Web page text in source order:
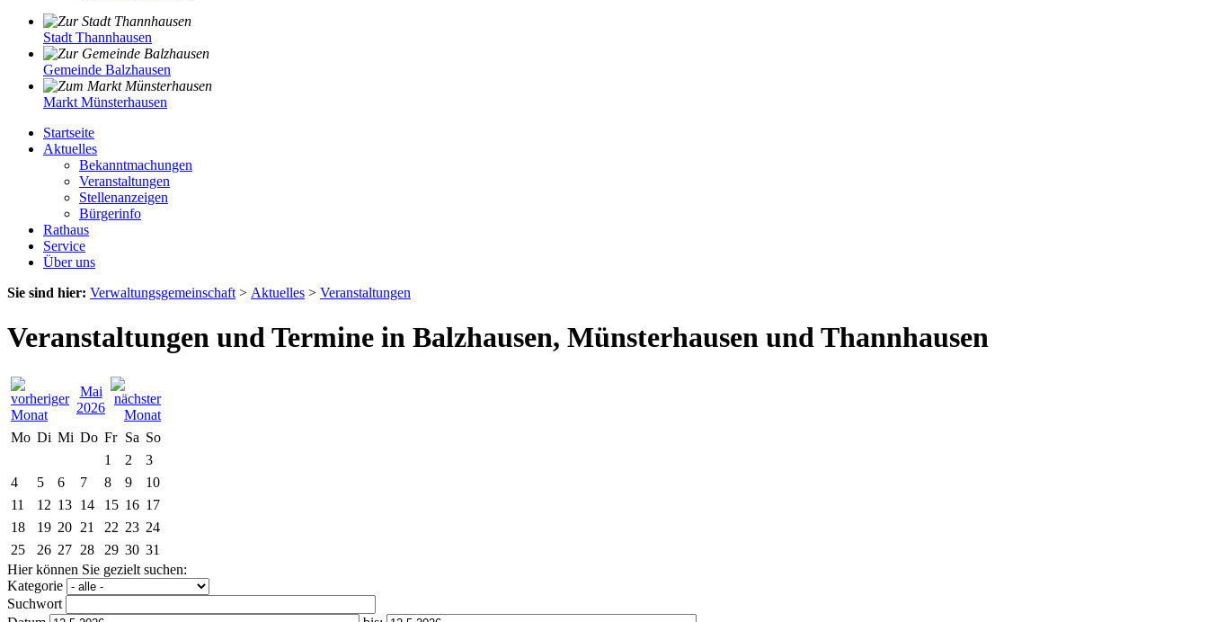
Stadt Thannhausen
Gemeinde Balzhausen
Markt Münsterhausen
Startseite
Aktuelles
Bekanntmachungen
Veranstaltungen
Stellenanzeigen
Bürgerinfo
Rathaus
Service
Über uns
Sie sind hier: Verwaltungsgemeinschaft > Aktuelles > Veranstaltungen
Veranstaltungen und Termine in Balzhausen, Münsterhausen und Thannhausen
Mai
2026
Mo Di Mi Do Fr Sa So
1
2
3
4
5 6 7 8 9
10
11
12 13 14 15 16 17
18
19 20 21 22 23 24
25
26 27 28 29 30 31
Hier können Sie gezielt suchen:
Kategorie
Suchwort